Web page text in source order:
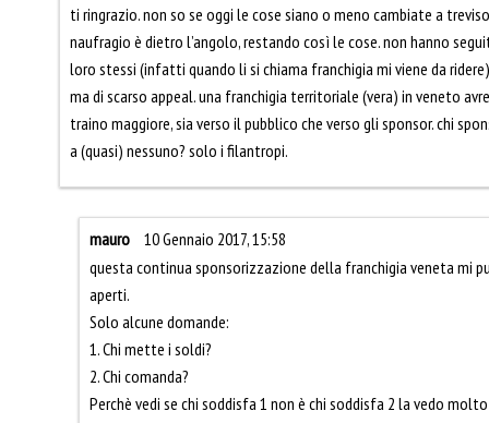
ti ringrazio. non so se oggi le cose siano o meno cambiate a
naufragio è dietro l’angolo, restando così le cose. non hanno
loro stessi (infatti quando li si chiama franchigia mi viene da
ma di scarso appeal. una franchigia territoriale (vera) in veneto
traino maggiore, sia verso il pubblico che verso gli sponsor. chi
a (quasi) nessuno? solo i filantropi.
mauro
10 Gennaio 2017, 15:58
questa continua sponsorizzazione della franchigia veneta mi
aperti.
Solo alcune domande:
1. Chi mette i soldi?
2. Chi comanda?
Perchè vedi se chi soddisfa 1 non è chi soddisfa 2 la vedo